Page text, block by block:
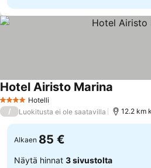
4 Tähtiluokitus
Hotelli
Hotel Airisto Marina
/ Luokitusta ei ole saatavilla 12.2 km
Alkaen 85 €
Näytä hinnat 3 sivustolta